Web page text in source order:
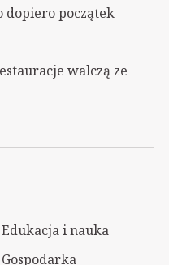
dopiero początek
walczą ze
Edukacja i nauka
Gospodarka